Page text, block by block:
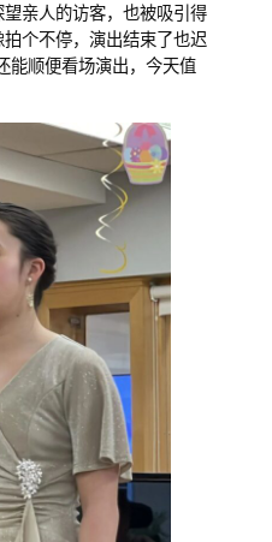
亲人的访客，也被吸引得
个不停，演出结束了也迟
能顺便看场演出，今天值